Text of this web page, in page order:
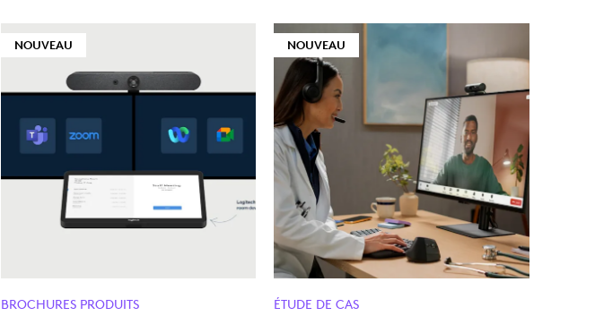
NOUVEAU
BROCHURES PRODUITS
NOUVEAU
ÉTUDE DE CAS